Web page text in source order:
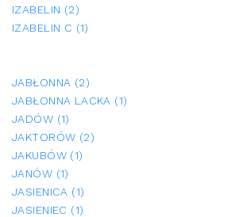
IZABELIN (2)
IZABELIN C (1)
JABŁONNA (2)
JABŁONNA LACKA (1)
JADÓW (1)
JAKTORÓW (2)
JAKUBÓW (1)
JANÓW (1)
JASIENICA (1)
JASIENIEC (1)